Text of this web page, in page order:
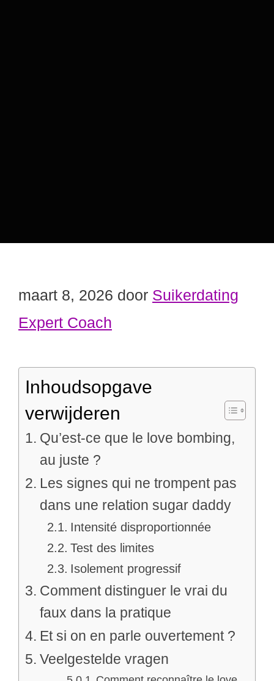
maart 8, 2026 door Suikerdating
Expert Coach
Inhoudsopgave
verwijderen
Qu’est-ce que le love bombing,
au juste ?
Les signes qui ne trompent pas
dans une relation sugar daddy
Intensité disproportionnée
Test des limites
Isolement progressif
Comment distinguer le vrai du
faux dans la pratique
Et si on en parle ouvertement ?
Veelgestelde vragen